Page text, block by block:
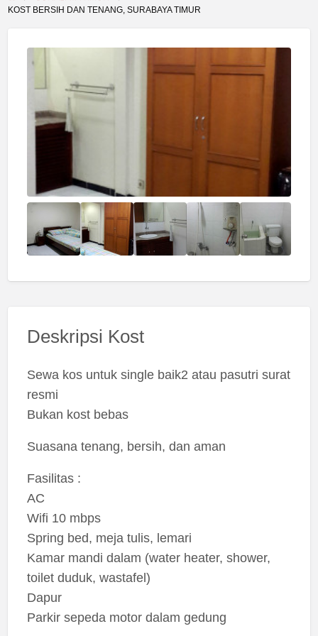
KOST BERSIH DAN TENANG, SURABAYA TIMUR
Deskripsi Kost
Sewa kos untuk single baik2 atau pasutri surat
resmi
Bukan kost bebas
Suasana tenang, bersih, dan aman
Fasilitas :
AC
Wifi 10 mbps
Spring bed, meja tulis, lemari
Kamar mandi dalam (water heater, shower,
toilet duduk, wastafel)
Dapur
Parkir sepeda motor dalam gedung